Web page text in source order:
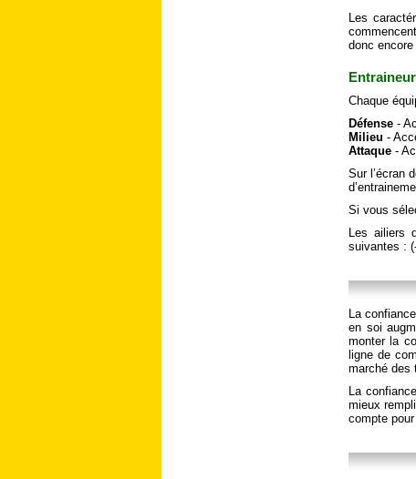
Les
donc encore
Entraineur
Chaque
Défense -
Milieu -
Attaque -
Sur l’écran
Si vous
Les ailiers
suivantes :
La
en soi
monter la
ligne de
marché des
La
mieux
compte